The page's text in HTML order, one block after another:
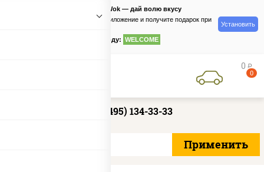
PizzaSushiWok — дай волю вкусу
Скачайте приложение и получите подарок при
по промокоду: WELCOME
Установить
0 руб
0
+7 (495) 134-33-33